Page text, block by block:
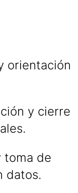
orientación
y cierre
toma de
datos.